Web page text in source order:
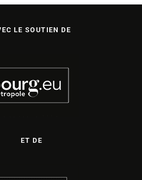
LE SOUTIEN DE
ET DE